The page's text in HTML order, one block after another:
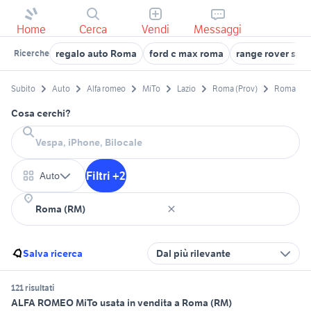
Home Cerca Vendi Messaggi
Ricerche regalo auto Roma ford c max roma range rover
Subito Auto Alfa romeo MiTo Lazio Roma (Prov) Roma
Cosa cerchi?
Auto Filtri +2
Salva ricerca Dal più rilevante
121 risultati
ALFA ROMEO MiTo usata in vendita a Roma (RM)